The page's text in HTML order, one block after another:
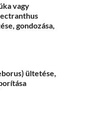
vagy
gondozása,
ültetése,